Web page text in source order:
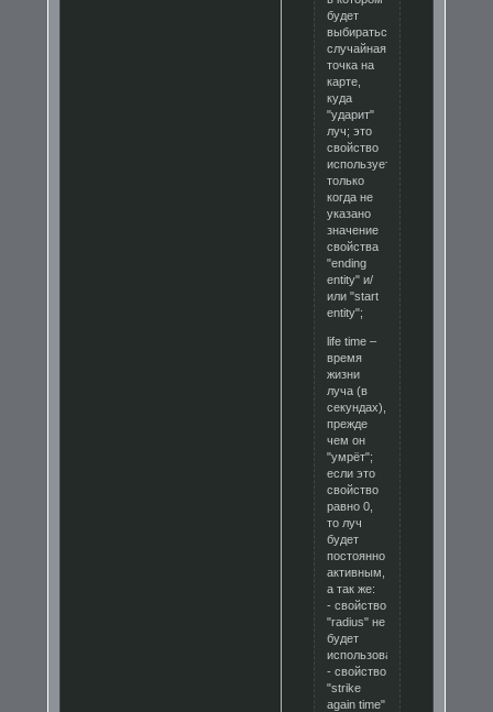
будет
выбираться
случайная
точка на
карте,
куда
"ударит"
луч; это
свойство
используется
только
когда не
указано
значение
свойства
"ending
entity" и/
или "start
entity";
life time –
время
жизни
луча (в
секундах),
прежде
чем он
"умрёт";
если это
свойство
равно 0,
то луч
будет
постоянно
активным,
а так же:
- свойство
"radius" не
будет
использоваться;
- свойство
"strike
again time"